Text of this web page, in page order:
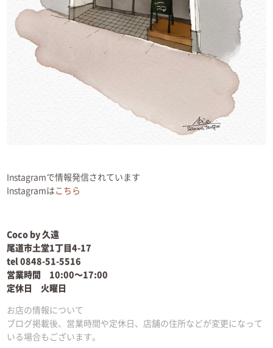
Instagramで情報発信されています
Instagramは こちら
Coco by 久遠
尾道市土堂1丁目4-17
tel 0848-51-5516
営業時間 10:00〜17:00
定休日 火曜日
お店の情報について
ブログ掲載後、営業時間や定休日、店舗の住所などが変更になって
いる場合もございます。